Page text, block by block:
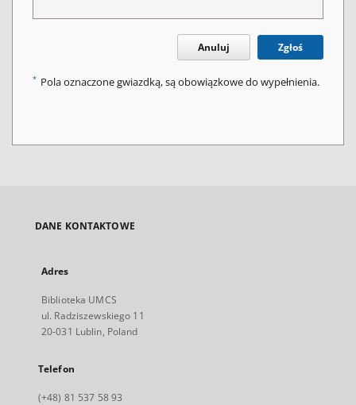
Anuluj Zgłoś
* Pola oznaczone gwiazdką, są obowiązkowe do wypełnienia.
DANE KONTAKTOWE
Adres
Biblioteka UMCS
ul. Radziszewskiego 11
20-031 Lublin, Poland
Telefon
(+48) 81 537 58 93